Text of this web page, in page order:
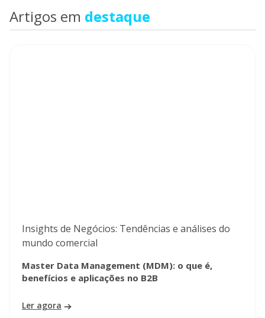
Artigos em destaque
Insights de Negócios: Tendências e análises do
mundo comercial
Master Data Management (MDM): o que é,
benefícios e aplicações no B2B
Ler agora